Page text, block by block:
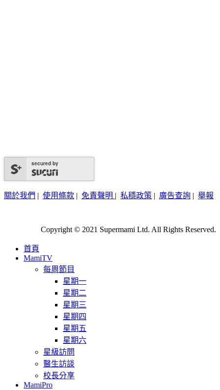
secured by
關於我們 | 使用條款 | 免責聲明 | 私穩政策 | 廣告查詢 | 舉報
Copyright © 2021 Supermami Ltd. All Rights Reserved.
首頁
MamiTV
每周節目
星期一
星期二
星期三
星期四
星期五
星期六
星級訪問
醫生訪談
校長分享
MamiPro